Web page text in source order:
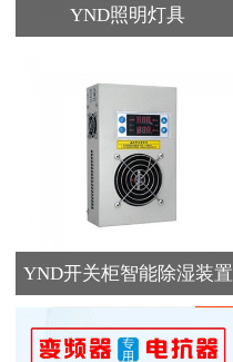
YND照明灯具
YND开关柜智能除湿装置